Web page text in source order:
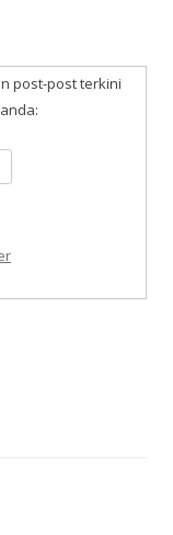
post-post terkini